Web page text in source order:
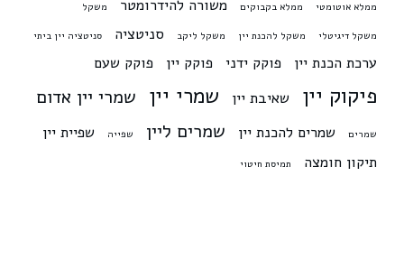
ממלא אוטומטי ממלא בקבוקים משורה להידרומטר משקל
משקל דיגיטלי משקל להכנת יין משקל ליקב סניטציה סניטציה יין ביתי
ערכת הכנת יין פוקק ידני פוקק יין פוקק שעם
פיקוק יין שאיבת יין שמרי יין שמרי יין אדום
שמרים שמרים להכנת יין שמרים ליין שפייה
שפיית יין
תיקון חומצה
תמיסת חיטוי